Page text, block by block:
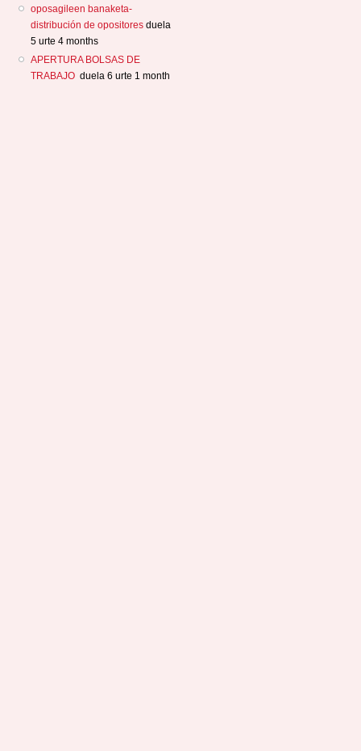
oposagileen banaketa-
distribución de opositores duela
5 urte 4 months
APERTURA BOLSAS DE
TRABAJO duela 6 urte 1 month